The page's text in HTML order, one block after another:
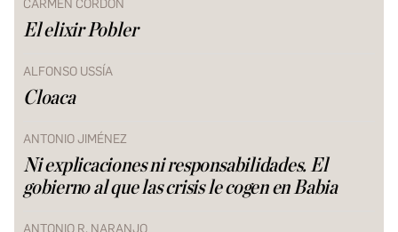
CARMEN CORDÓN
El elixir Pobler
ALFONSO USSÍA
Cloaca
ANTONIO JIMÉNEZ
Ni explicaciones ni responsabilidades. El
gobierno al que las crisis le cogen en Babia
ANTONIO R. NARANJO